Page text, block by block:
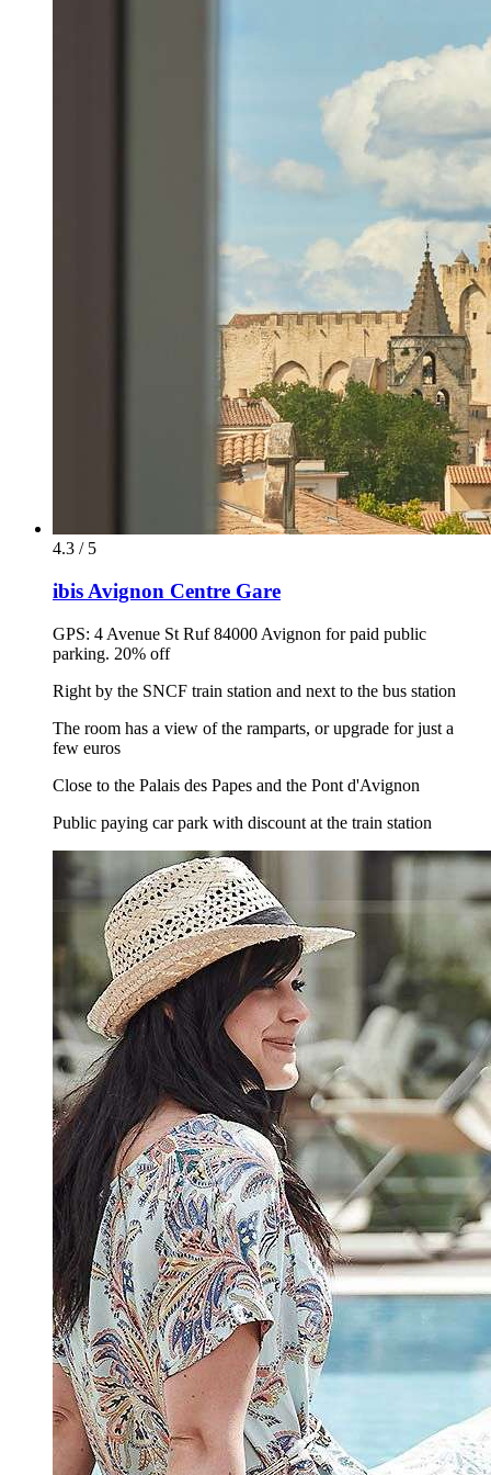
4.3 / 5
ibis Avignon Centre Gare
GPS: 4 Avenue St Ruf 84000 Avignon for paid public
parking. 20% off
Right by the SNCF train station and next to the bus station
The room has a view of the ramparts, or upgrade for just a
few euros
Close to the Palais des Papes and the Pont d'Avignon
Public paying car park with discount at the train station